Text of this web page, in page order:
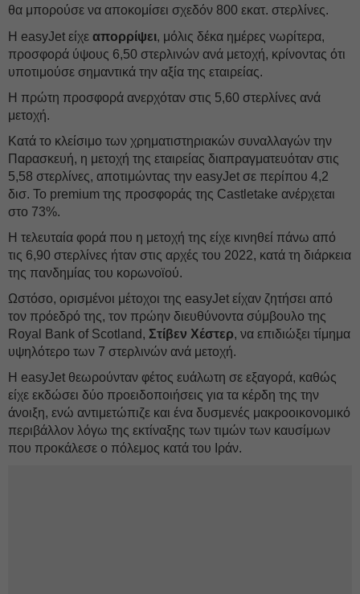
θα μπορούσε να αποκομίσει σχεδόν 800 εκατ. στερλίνες.
Η easyJet είχε απορρίψει, μόλις δέκα ημέρες νωρίτερα,
προσφορά ύψους 6,50 στερλινών ανά μετοχή, κρίνοντας ότι
υποτιμούσε σημαντικά την αξία της εταιρείας.
Η πρώτη προσφορά ανερχόταν στις 5,60 στερλίνες ανά
μετοχή.
Κατά το κλείσιμο των χρηματιστηριακών συναλλαγών την
Παρασκευή, η μετοχή της εταιρείας διαπραγματευόταν στις
5,58 στερλίνες, αποτιμώντας την easyJet σε περίπου 4,2
δισ. Το premium της προσφοράς της Castletake ανέρχεται
στο 73%.
Η τελευταία φορά που η μετοχή της είχε κινηθεί πάνω από
τις 6,90 στερλίνες ήταν στις αρχές του 2022, κατά τη διάρκεια
της πανδημίας του κορωνοϊού.
Ωστόσο, ορισμένοι μέτοχοι της easyJet είχαν ζητήσει από
τον πρόεδρό της, τον πρώην διευθύνοντα σύμβουλο της
Royal Bank of Scotland, Στίβεν Χέστερ, να επιδιώξει τίμημα
υψηλότερο των 7 στερλινών ανά μετοχή.
Η easyJet θεωρούνταν φέτος ευάλωτη σε εξαγορά, καθώς
είχε εκδώσει δύο προειδοποιήσεις για τα κέρδη της την
άνοιξη, ενώ αντιμετώπιζε και ένα δυσμενές μακροοικονομικό
περιβάλλον λόγω της εκτίναξης των τιμών των καυσίμων
που προκάλεσε ο πόλεμος κατά του Ιράν.